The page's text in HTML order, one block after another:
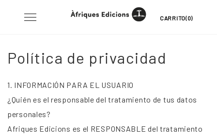
Toggle
CARRITO(0)
Política de privacidad
1. INFORMACIÓN PARA EL USUARIO
¿Quién es el responsable del tratamiento de tus datos
personales?
Afriques Edicions es el RESPONSABLE del tratamiento